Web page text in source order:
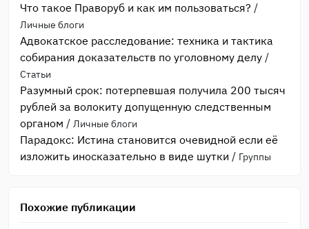
Что такое Праворуб и как им пользоваться? /
Личные блоги
Адвокатское расследование: техника и тактика
собирания доказательств по уголовному делу /
Статьи
Разумный срок: потерпевшая получила 200 тысяч
рублей за волокиту допущенную следственным
органом / Личные блоги
Парадокс: Истина становится очевидной если её
изложить иносказательно в виде шутки / Группы
Похожие публикации